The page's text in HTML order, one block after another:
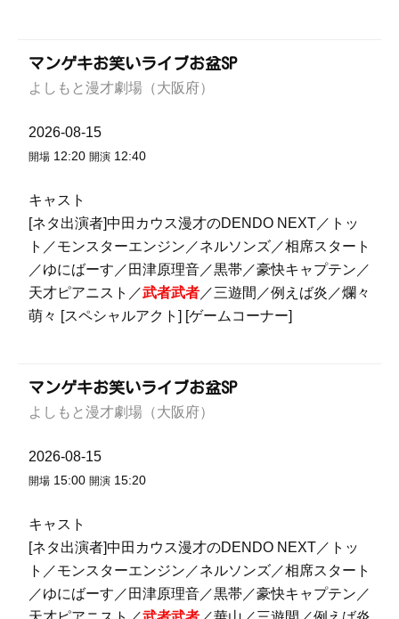
マンゲキお笑いライブお盆SP
よしもと漫才劇場（大阪府）
2026-08-15
開場 12:20 開演 12:40
キャスト
[ネタ出演者]中田カウス漫才のDENDO NEXT／トッ
ト／モンスターエンジン／ネルソンズ／相席スタート
／ゆにばーす／田津原理音／黒帯／豪快キャプテン／
天才ピアニスト／武者武者 ／三遊間／例えば炎／爛々
萌々 [スペシャルアクト] [ゲームコーナー]
マンゲキお笑いライブお盆SP
よしもと漫才劇場（大阪府）
2026-08-15
開場 15:00 開演 15:20
キャスト
[ネタ出演者]中田カウス漫才のDENDO NEXT／トッ
ト／モンスターエンジン／ネルソンズ／相席スタート
／ゆにばーす／田津原理音／黒帯／豪快キャプテン／